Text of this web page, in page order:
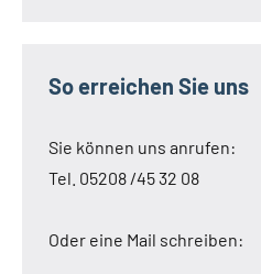
So erreichen Sie uns
Sie können uns anrufen:
Tel. 05208 /45 32 08
Oder eine Mail schreiben: